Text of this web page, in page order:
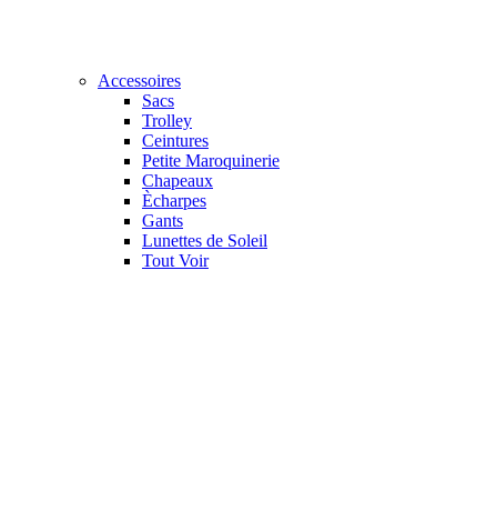
Accessoires
Sacs
Trolley
Ceintures
Petite Maroquinerie
Chapeaux
Ècharpes
Gants
Lunettes de Soleil
Tout Voir